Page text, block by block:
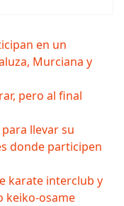
en un
Murciana y
pero al final
llevar su
donde participen
karate interclub y
keiko-osame